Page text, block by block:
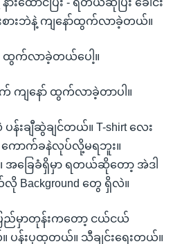
းစားဘဲနဲ့ ကျနော်ထွက်လာခဲ့တယ်။
း ထွက်လာခဲ့တယ်ပေါ့။
ကျနော် ထွက်လာခဲ့တာပါ။
န်းချီဆွဲချင်တယ်။ T-shirt လေး
ောက်ခနဲလုပ်လို့မရဘူး။
အခြေခံရှိမှာ ရတယ်ဆိုတော့ အဲဒါ
တွေ ရှိလဲ။
ပြည်မှာတုန်းကတော့ ငယ်ငယ်
န်းပုထုတယ်။ သီချင်းရေးတယ်။